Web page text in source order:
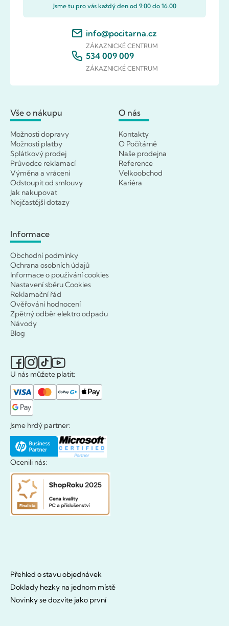
Jsme tu pro vás každý den od 9.00 do 16.00
info@pocitarna.cz
ZÁKAZNICKÉ CENTRUM
534 009 009
ZÁKAZNICKÉ CENTRUM
Vše o nákupu
Možnosti dopravy
Možnosti platby
Splátkový prodej
Průvodce reklamací
Výměna a vrácení
Odstoupit od smlouvy
Jak nakupovat
Nejčastější dotazy
O nás
Kontakty
O Počítárně
Naše prodejna
Reference
Velkoobchod
Kariéra
Informace
Obchodní podmínky
Ochrana osobních údajů
Informace o používání cookies
Nastavení sběru Cookies
Reklamační řád
Ověřování hodnocení
Zpětný odběr elektro odpadu
Návody
Blog
U nás můžete platit:
Jsme hrdý partner:
Ocenili nás:
Přehled o stavu objednávek
Doklady hezky na jednom místě
Novinky se dozvíte jako první